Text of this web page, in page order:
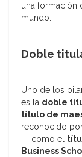
una formación
mundo.
Doble
Uno de los
es la doble
título de
reconocido
— como el
Business